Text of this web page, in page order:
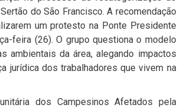
do São Francisco. A recomendação
um protesto na Ponte Presidente
feira (26). O grupo questiona o modelo
ambientais da área, alegando impactos
jurídica dos trabalhadores que vivem na
dos Campesinos Afetados pela